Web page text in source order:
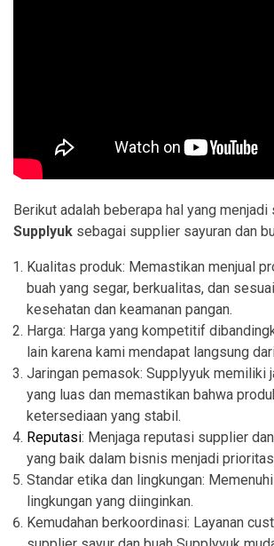
Berikut adalah beberapa hal yang menjadi
Supplyuk sebagai supplier sayuran dan
Kualitas produk: Memastikan menjual
buah yang segar, berkualitas, dan
kesehatan dan keamanan pangan.
Harga: Harga yang kompetitif
lain karena kami mendapat langsung
Jaringan pemasok: Supplyyuk memiliki
yang luas dan memastikan bahwa
ketersediaan yang stabil.
Reputasi: Menjaga reputasi supplier
yang baik dalam bisnis menjadi
Standar etika dan lingkungan:
lingkungan yang diinginkan.
Kemudahan berkoordinasi: Layanan